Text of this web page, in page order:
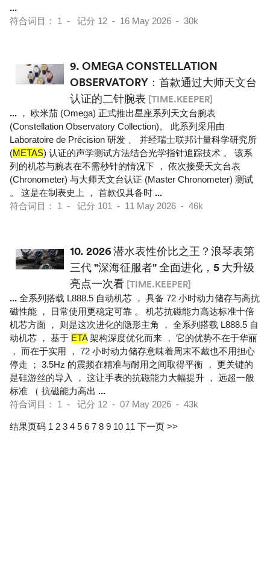
...
符合词目： 1 - 记分 12 - 16 May 2026 - 30k
9. OMEGA CONSTELLATION
OBSERVATORY：首款通过大师天文台
认证的二针腕表 [TIME.KEEPER]
... ， 欧米茄 (Omega) 正式推出星座系列天文台腕表
(Constellation Observatory Collection)。 此系列采用由
Laboratoire de Précision 研发 、 并经瑞士联邦计量科学研究所
(METAS) 认证的声学测试方法结合光学指针追踪技术 。 该系
列的机芯与腕表在不需秒针的情况下 ， 依次接受天文台表
(Chronometer) 与大师天文台认证 (Master Chronometer) 测试
。 这是在制表史上 ， 首款仅具备时 ...
符合词目： 1 - 记分 101 - 11 May 2026 - 46k
10. 2026 潜水表性价比之王？浪琴表第
三代 "深海征服者" 全面进化，5 大升级
亮点一次看 [TIME.KEEPER]
... 全系列搭载 L888.5 自动机芯 ， 具备 72 小时动力储存与高抗
磁性能 ， 日常使用更稳定可靠 。 机芯抗磁能力高达标准十倍
机芯方面 ， 则是这次进化的隐形主角 ， 全系列搭载 L888.5 自
动机芯 ， 基于 ETA架构深度优化而来 ， 它的优势不在于华丽
， 而在于实用 ， 72 小时动力储存意味着周末不戴也不用担心
停走 ； 3.5Hz 的震频在精准与耐用之间取得平衡 ， 更关键的
是硅游丝的导入 ， 这让手表的抗磁能力大幅提升 ， 远超一般
标准 （ 抗磁能力高出 ...
符合词目： 1 - 记分 12 - 07 May 2026 - 43k
结果页码 1 2 3 4 5 6 7 8 9 10 11 下一页 >>